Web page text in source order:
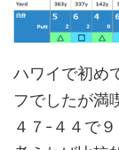
ハワイで初め
フでしたが満
４７-４４で